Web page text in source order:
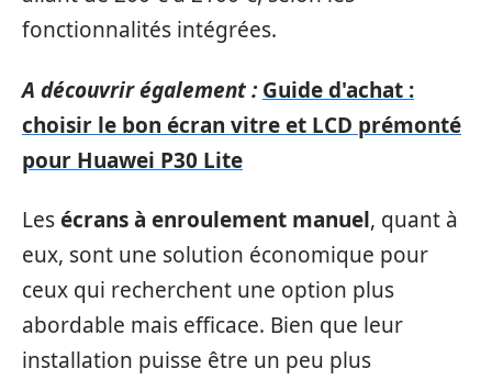
fonctionnalités intégrées.
A découvrir également : Guide d'achat :
choisir le bon écran vitre et LCD prémonté
pour Huawei P30 Lite
Lesécrans à enroulement manuel, quant à
eux, sont une solution économique pour
ceux qui recherchent une option plus
abordable mais efficace. Bien que leur
installation puisse être un peu plus